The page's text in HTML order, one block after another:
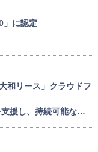
」に認定
和リース」クラウドフ
支援し、持続可能な…